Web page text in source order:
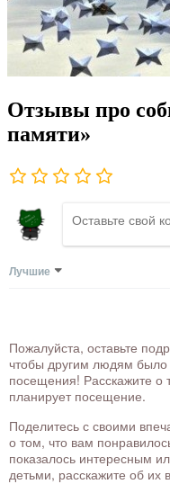
Отзывы про
памяти»
Лучшие
Пожалуйста, оставьте
чтобы другим людям
посещения! Расскажите о
планирует посещение.
Поделитесь с своими
о том, что вам
показалось интересным
детьми, расскажите об их